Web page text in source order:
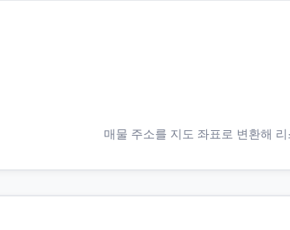
매물 주소를 지도 좌표로 변환해